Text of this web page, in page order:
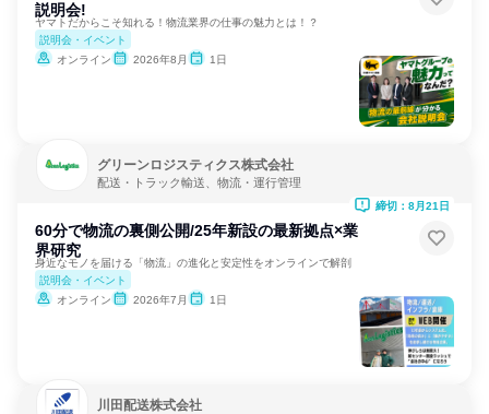
説明会!
ヤマトだからこそ知れる！物流業界の仕事の魅力とは！？
説明会・イベント
オンライン
2026年8月 1日
グリーンロジスティクス株式会社
配送・トラック輸送、物流・運行管理
60分で物流の裏側公開/25年新設の最新拠点×業
界研究
身近なモノを届ける「物流」の進化と安定性をオンラインで解剖
説明会・イベント
オンライン
2026年7月 1日
締切：8月21日
川田配送株式会社